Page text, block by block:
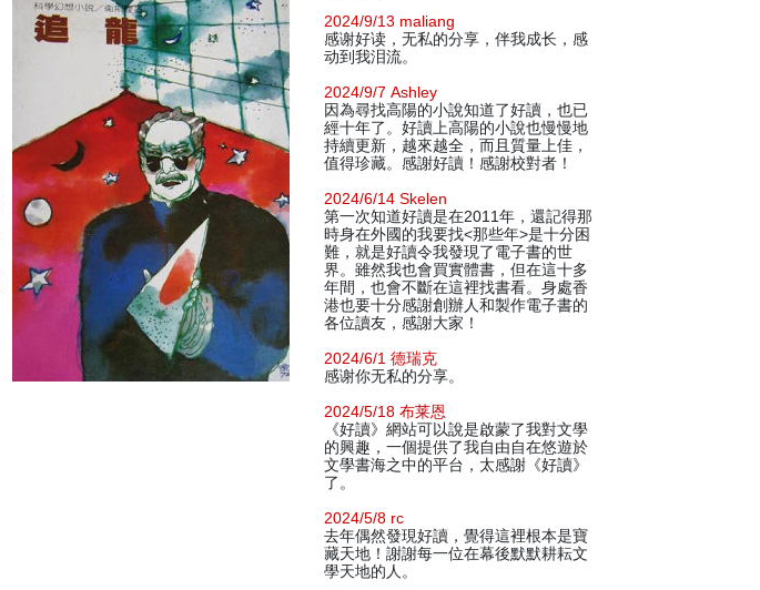
2024/9/13 maliang
感谢好读，无私的分享，伴我成长，感
动到我泪流。
2024/9/7 Ashley
因為尋找高陽的小說知道了好讀，也已
經十年了。好讀上高陽的小說也慢慢地
持續更新，越來越全，而且質量上佳，
值得珍藏。感謝好讀！感謝校對者！
2024/6/14 Skelen
第一次知道好讀是在2011年，還記得那
時身在外國的我要找<那些年>是十分困
難，就是好讀令我發現了電子書的世
界。雖然我也會買實體書，但在這十多
年間，也會不斷在這裡找書看。身處香
港也要十分感謝創辦人和製作電子書的
各位讀友，感謝大家！
2024/6/1 德瑞克
感谢你无私的分享。
2024/5/18 布莱恩
《好讀》網站可以說是啟蒙了我對文學
的興趣，一個提供了我自由自在悠遊於
文學書海之中的平台，太感謝《好讀》
了。
2024/5/8 rc
去年偶然發現好讀，覺得這裡根本是寶
藏天地！謝謝每一位在幕後默默耕耘文
學天地的人。